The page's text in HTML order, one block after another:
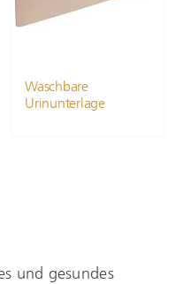
Waschbare
Urinunterlage
und gesundes